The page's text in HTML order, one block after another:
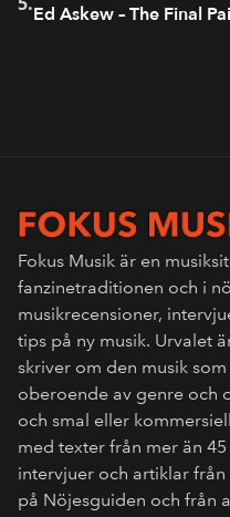
Ed Askew – The Final
Fokus Musik är en
fanzinetraditionen och i
musikrecensioner,
tips på ny musik. Urvalet
skriver om den musik
oberoende av genre och
och smal eller
med texter från mer än
intervjuer och artiklar
på Nöjesguiden och från